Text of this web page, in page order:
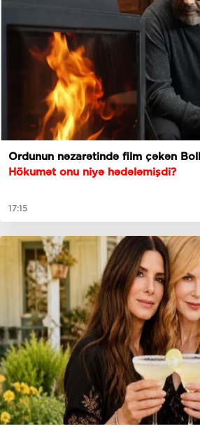
Ordunun nəzarətində film çəkən
Hökumət onu niyə hədələmişdi?
17:15